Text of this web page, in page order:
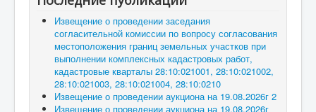
Извещение о проведении заседания
согласительной комиссии по вопросу согласования
местоположения границ земельных участков при
выполнении комплексных кадастровых работ,
кадастровые кварталы 28:10:021001, 28:10:021002,
28:10:021003, 28:10:021004, 28:10:0210
Извещение о проведении аукциона на 19.08.2026г 2
Извещение о проведении аукциона на 19.08.2026г